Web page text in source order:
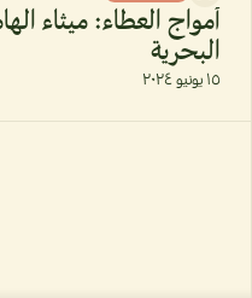
أمواج العطاء: ميثاء
البحرية
١٥ يونيو ٢٠٢٤